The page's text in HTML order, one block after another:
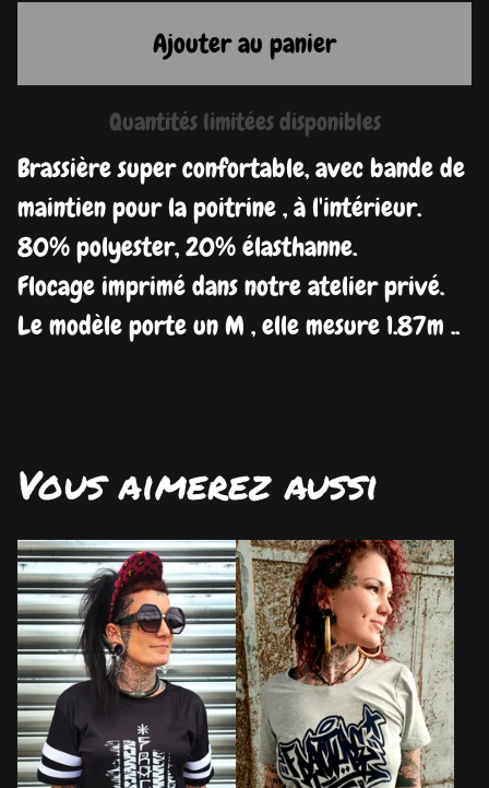
Ajouter au panier
Quantités limitées disponibles
Brassière super confortable, avec bande de
maintien pour la poitrine , à l'intérieur.
80% polyester, 20% élasthanne.
Flocage imprimé dans notre atelier privé.
Le modèle porte un M , elle mesure 1.87m ..
Vous aimerez aussi
DISPO DISPO